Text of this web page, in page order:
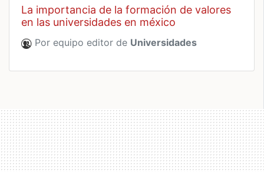
la importancia de la formación de valores
en las universidades en méxico
Por equipo editor de Universidades